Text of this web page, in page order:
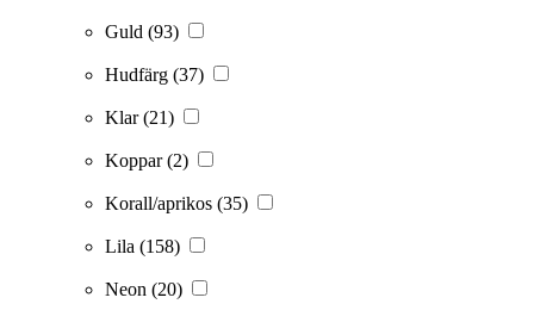
Guld (93)
Hudfärg (37)
Klar(21)
Koppar(2)
Korall/aprikos (35)
Lila (158)
Neon (20)